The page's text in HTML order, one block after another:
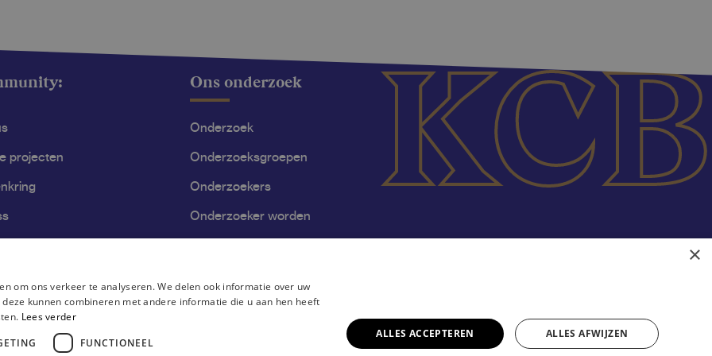
projecten
Ons onderzoek
Onderzoek
Onderzoeksgroepen
Onderzoekers
Onderzoeker worden
×
om ons verkeer te analyseren. We delen ook informatie over uw
kunnen combineren met andere informatie die u aan hen heeft
Lees verder
FUNCTIONEEL
ALLES ACCEPTEREN ALLES AFWIJZEN